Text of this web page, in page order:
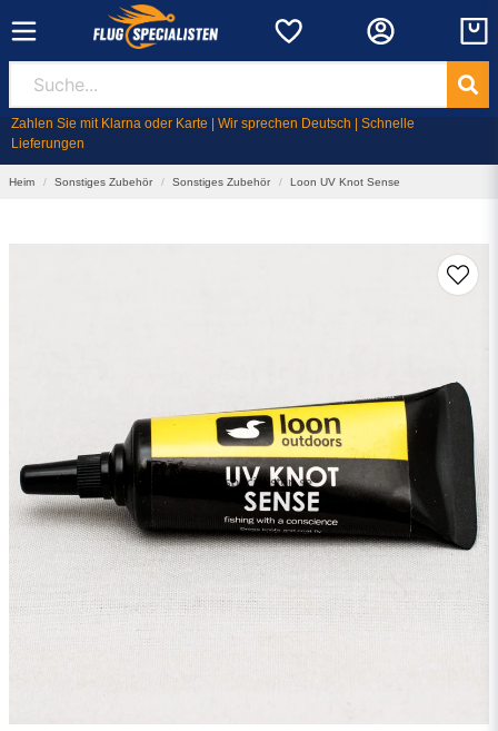
Zahlen Sie mit Klarna oder Karte | Wir sprechen Deutsch | Schnelle
Lieferungen
Heim Sonstiges Zubehör Sonstiges Zubehör Loon UV Knot Sense